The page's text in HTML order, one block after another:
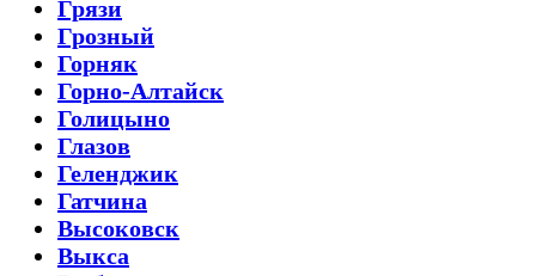
Грязи
Грозный
Горняк
Горно-Алтайск
Голицыно
Глазов
Геленджик
Гатчина
Высоковск
Выкса